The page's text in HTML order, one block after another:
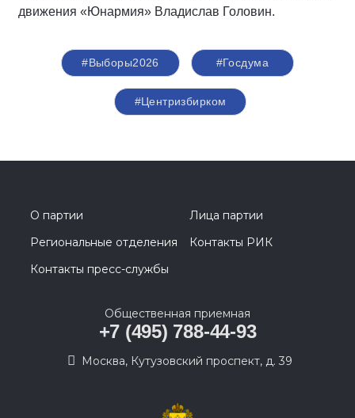
движения «Юнармия» Владислав Головин.
#Выборы2026 #Госдума
#Центризбирком
О партии
Лица партии
Региональные отделения
Контакты РИК
Контакты пресс-службы
Общественная приемная
+7 (495) 788-44-93
Москва, Кутузовский проспект, д. 39